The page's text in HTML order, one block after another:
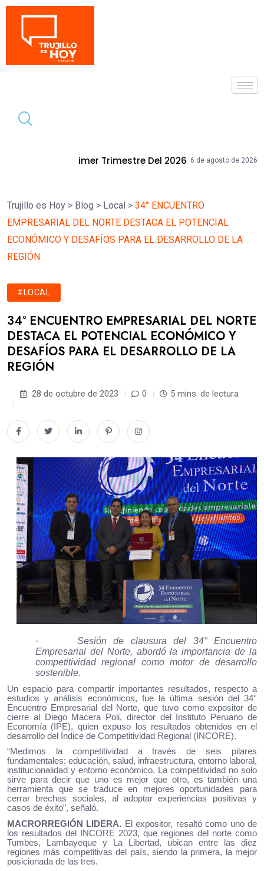
Del 2026 6 de agosto de 2026 Mallplaza
Trujillo es Hoy > Blog > Local > 34° ENCUENTRO
EMPRESARIAL DEL NORTE DESTACA EL POTENCIAL
ECONÓMICO Y DESAFÍOS PARA EL DESARROLLO DE LA
REGIÓN
#LOCAL
34° ENCUENTRO EMPRESARIAL DEL NORTE
DESTACA EL POTENCIAL ECONÓMICO Y
DESAFÍOS PARA EL DESARROLLO DE LA
REGIÓN
28 de octubre de 2023 0 5 mins. de lectura
·
Sesión de clausura del 34° Encuentro
Empresarial del Norte, abordó la importancia de la
competitividad regional como motor de desarrollo
sostenible.
Un espacio para compartir importantes resultados, respecto a
estudios y análisis económicos, fue la última sesión del 34°
Encuentro Empresarial del Norte, que tuvo como expositor de
cierre al Diego Macera Poli, director del Instituto Peruano de
Economía (IPE), quien expuso los resultados obtenidos en el
desarrollo del Índice de Competitividad Regional (INCORE).
“Medimos la competitividad a través de seis pilares
fundamentales: educación, salud, infraestructura, entorno laboral,
institucionalidad y entorno económico. La competitividad no solo
sirve para decir que uno es mejor que otro, es también una
herramienta que se traduce en mejores oportunidades para
cerrar brechas sociales, al adoptar experiencias positivas y
casos de éxito”, señaló.
MACRORREGIÓN LIDERA. El expositor, resaltó como uno de
los resultados del INCORE 2023, que regiones del norte como
Tumbes, Lambayeque y La Libertad, ubican entre las diez
regiones más competitivas del país, siendo la primera, la mejor
posicionada de las tres.